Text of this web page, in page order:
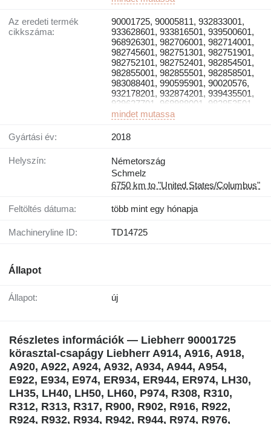
Az eredeti termék
cikkszáma:
90001725, 90005811, 932833001,
933628601, 933816501, 939500601,
968926301, 982706001, 982714001,
982745601, 982751301, 982751901,
982752101, 982752401, 982854501,
982855001, 982855501, 982858501,
983088401, 990595901, 90020576,
932178201, 932874201, 939435501,
939627701, 968988001, 982853501,
982867501, 983080501, 990565001
mindet mutassa
Gyártási év: 2018
Helyszín:
Németország
Schmelz
6750 km to "United States/Columbus"
Feltöltés dátuma: több mint egy hónapja
Machineryline ID: TD14725
Állapot
Állapot: új
Részletes információk — Liebherr 90001725
körasztal-csapágy Liebherr A914, A916, A918,
A920, A922, A924, A932, A934, A944, A954,
E922, E934, E974, ER934, ER944, ER974, LH30,
LH35, LH40, LH50, LH60, P974, R308, R310,
R312, R313, R317, R900, R902, R916, R922,
R924, R932, R934, R942, R944, R974, R976,